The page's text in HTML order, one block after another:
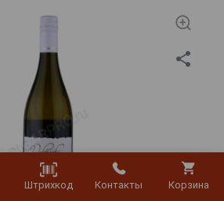
Штрихкод Контакты Корзина